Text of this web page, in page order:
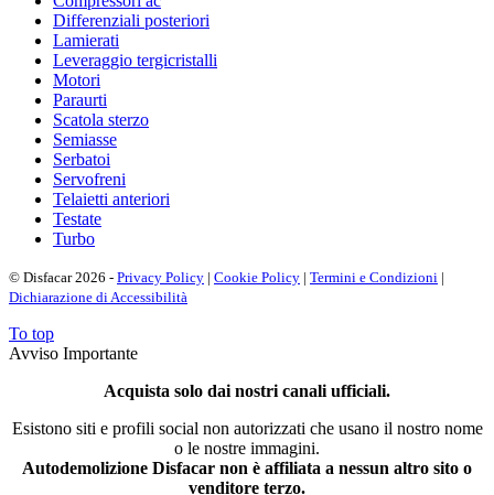
Differenziali posteriori
Lamierati
Leveraggio tergicristalli
Motori
Paraurti
Scatola sterzo
Semiasse
Serbatoi
Servofreni
Telaietti anteriori
Testate
Turbo
© Disfacar 2026 - Privacy Policy | Cookie Policy | Termini e Condizioni |
Dichiarazione di Accessibilità
To top
Avviso Importante
Acquista solo dai nostri canali ufficiali.
Esistono siti e profili social non autorizzati che usano il nostro nome
o le nostre immagini.
Autodemolizione Disfacar non è affiliata a nessun altro sito o
venditore terzo.